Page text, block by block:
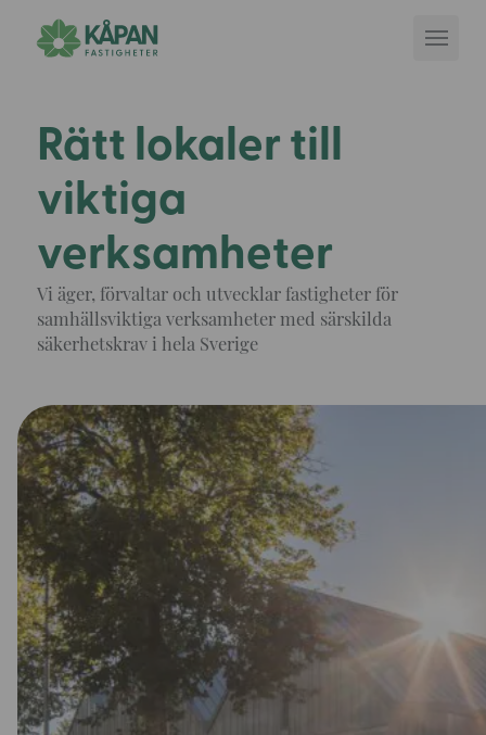
Rätt lokaler till
viktiga
verksamheter
Vi äger, förvaltar och utvecklar fastigheter för
samhällsviktiga verksamheter med särskilda
säkerhetskrav i hela Sverige